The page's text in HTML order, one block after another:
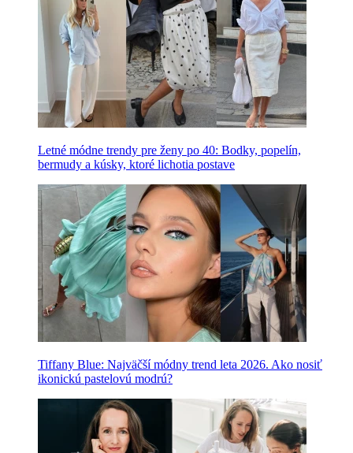
Letné módne trendy pre ženy po 40: Bodky, popelín,
bermudy a kúsky, ktoré lichotia postave
Tiffany Blue: Najväčší módny trend leta 2026. Ako nosiť
ikonickú pastelovú modrú?